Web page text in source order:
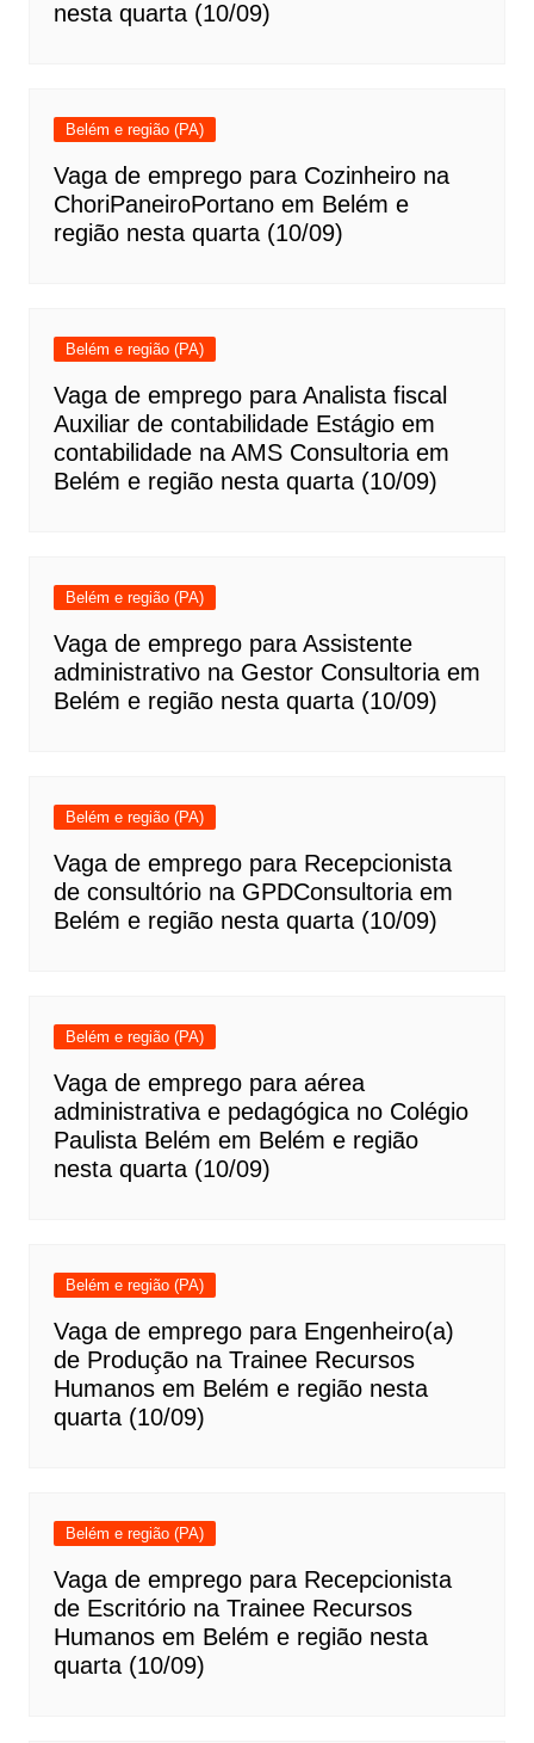
nesta quarta (10/09)
Belém e região (PA)
Vaga de emprego para Cozinheiro na
ChoriPaneiroPortano em Belém e
região nesta quarta (10/09)
Belém e região (PA)
Vaga de emprego para Analista fiscal
Auxiliar de contabilidade Estágio em
contabilidade na AMS Consultoria em
Belém e região nesta quarta (10/09)
Belém e região (PA)
Vaga de emprego para Assistente
administrativo na Gestor Consultoria em
Belém e região nesta quarta (10/09)
Belém e região (PA)
Vaga de emprego para Recepcionista
de consultório na GPDConsultoria em
Belém e região nesta quarta (10/09)
Belém e região (PA)
Vaga de emprego para aérea
administrativa e pedagógica no Colégio
Paulista Belém em Belém e região
nesta quarta (10/09)
Belém e região (PA)
Vaga de emprego para Engenheiro(a)
de Produção na Trainee Recursos
Humanos em Belém e região nesta
quarta (10/09)
Belém e região (PA)
Vaga de emprego para Recepcionista
de Escritório na Trainee Recursos
Humanos em Belém e região nesta
quarta (10/09)